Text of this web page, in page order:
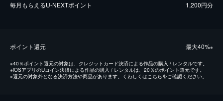
毎⽉もらえるU-NEXTポイント 1,200円分
ポイント還元 最⼤40%※
※40％ポイント還元の対象は、クレジットカード決済による作品の購入 / レンタルです。
※iOSアプリのUコイン決済による作品の購入 / レンタルは、20％のポイント還元です。
※還元の対象外となる決済方法や商品があります。くわしくはこちらをご確認ください。